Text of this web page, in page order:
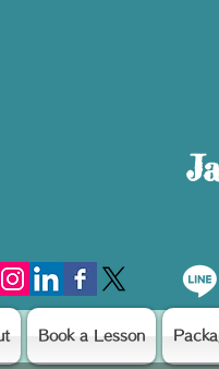
Book a Lesson